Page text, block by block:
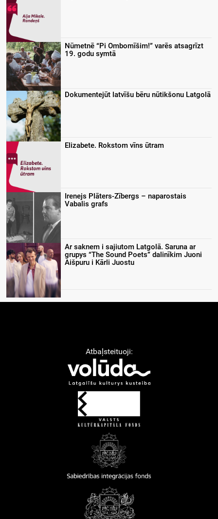
Nūmetnē “Pi Ombomīšim!” varēs atsagrīzt
19. godu symtā
Dokumentejūt latvīšu bēru nūtikšonu Latgolā
Elizabete. Rokstom vīns ūtram
Irenejs Plāters-Zībergs – naparostais
Vabalis grafs
Ar saknem i sajiutom Latgolā. Saruna ar
grupys “The Sound Poets” dalinīkim Juoni
Aišpuru i Kārli Juostu
Atbaļsteituoji: